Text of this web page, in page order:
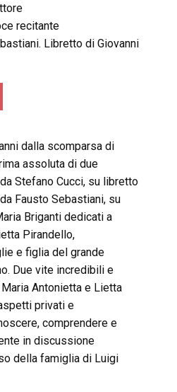
recitante
Libretto di Giovanni
dalla scomparsa di
assoluta di due
Stefano Cucci, su libretto
Fausto Sebastiani, su
Briganti dedicati a
Pirandello,
e figlia del grande
Due vite incredibili e
Antonietta e Lietta
privati e
comprendere e
in discussione
della famiglia di Luigi